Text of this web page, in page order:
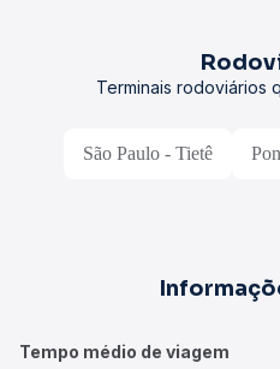
Terminais rodoviários
São Paulo - Tietê
Tempo médio de viagem